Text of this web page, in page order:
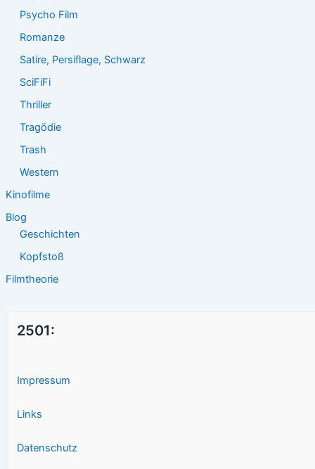
Psycho Film
Romanze
Satire, Persiflage, Schwarz
SciFiFi
Thriller
Tragödie
Trash
Western
Kinofilme
Blog
Geschichten
Kopfstoß
Filmtheorie
2501:
Impressum
Links
Datenschutz